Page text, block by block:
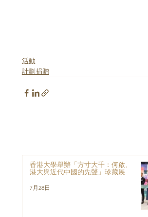
活動
計劃捐贈
香港大學舉辦「方寸大千：何啟、
港大與近代中國的先聲」珍藏展
7月28日